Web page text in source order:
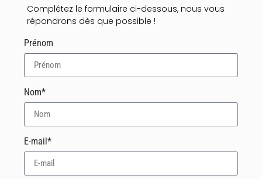
Complétez le formulaire ci-dessous, nous vous
répondrons dès que possible !
Prénom
Nom*
E-mail*